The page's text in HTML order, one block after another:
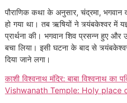
पौराणिक कथा के अनुसार, चंद्रमा, भगवान
हो गया था। तब ऋषियों ने त्र्यंबकेश्वर में
प्रार्थना की। भगवान शिव प्रसन्न हुए और
बचा लिया। इसी घटना के बाद से
दिया जाने लगा।
काशी विश्वनाथ मंदिर: बाबा विश्वनाथ का
Vishwanath Temple: Holy place